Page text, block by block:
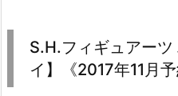
S.H.フィギュアー
イ】《2017年11月予